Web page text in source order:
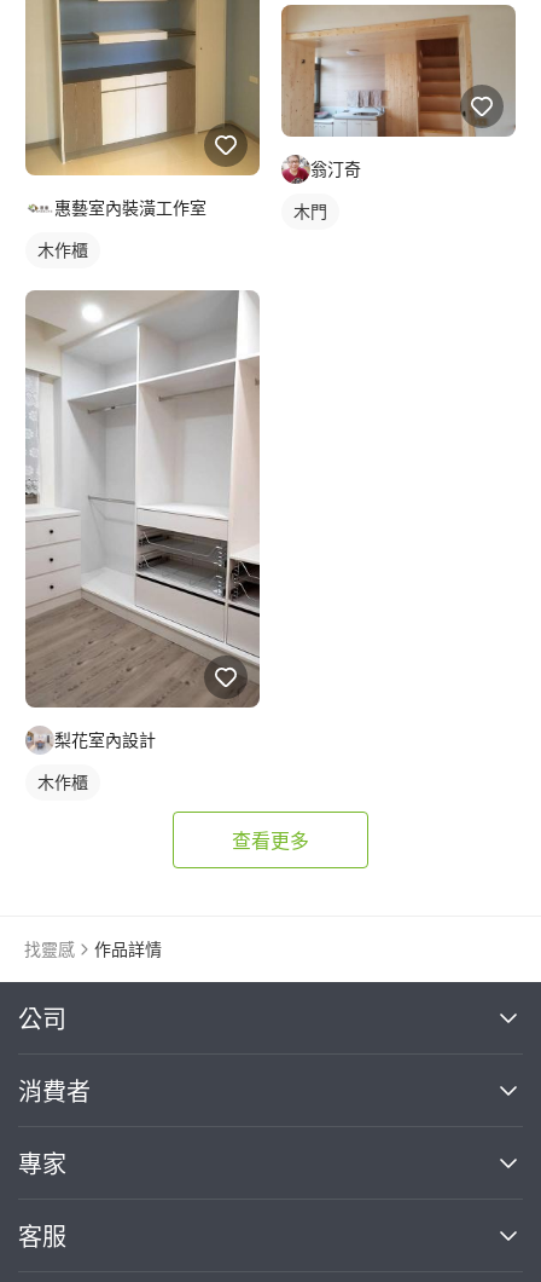
惠藝室內裝潢工作室
木作櫃
梨花室內設計
木作櫃
翁汀奇
木門
查看更多
找靈感 作品詳情
公司
關於我們
部落格
加入我們
消費者
買服務
熱門服務
專家
案件中心
客服
繼續完成